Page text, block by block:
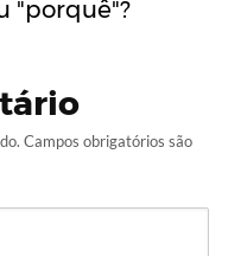
"porquê"?
Campos obrigatórios são